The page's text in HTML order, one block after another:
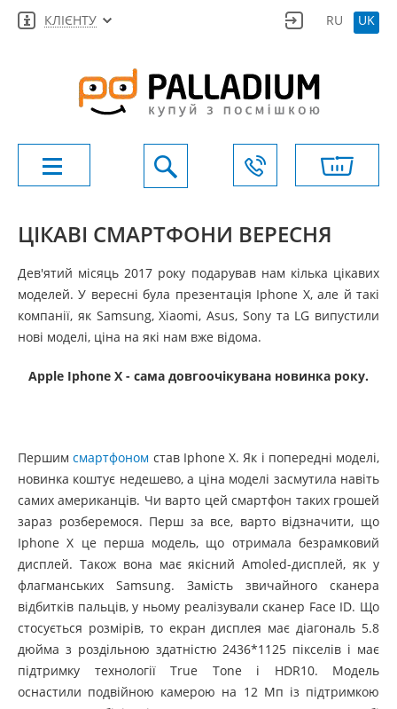
КЛІЄНТУ RU UK
ЦІКАВІ СМАРТФОНИ ВЕРЕСНЯ
Дев'ятий місяць 2017 року подарував нам кілька цікавих
моделей. У вересні була презентація Iphone X, але й такі
компанії, як Samsung, Xiaomi, Asus, Sony та LG випустили
нові моделі, ціна на які нам вже відома.
Apple Iphone X - сама довгоочікувана новинка року.
Першимсмартфоном став Iphone X. Як і попередні моделі,
новинка коштує недешево, а ціна моделі засмутила навіть
самих американців. Чи варто цей смартфон таких грошей
зараз розберемося. Перш за все, варто відзначити, що
Iphone X це перша модель, що отримала безрамковий
дисплей. Також вона має якісний Amoled-дисплей, як у
флагманських Samsung. Замість звичайного сканера
відбитків пальців, у ньому реалізували сканер Face ID. Що
стосується розмірів, то екран дисплея має діагональ 5.8
дюйма з роздільною здатністю 2436*1125 пікселів і має
підтримку технології True Tone і HDR10. Модель
оснастили подвійною камерою на 12 Мп із підтримкою